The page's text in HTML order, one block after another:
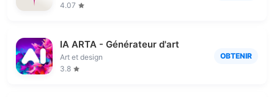
4.07
IA ARTA - Générateur d'art
Art et design
3.8
OBTENIR